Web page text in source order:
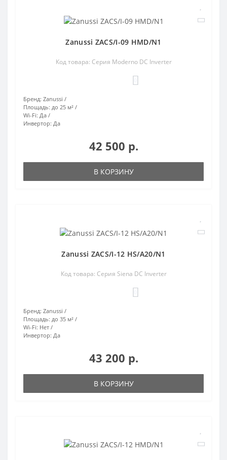
Zanussi ZACS/I-09 HMD/N1
Код товара: Серия Moderno DC Inverter
Бренд: Zanussi
Площадь: до 25 м²
Wi-Fi: Да
Инвертор: Да
42 500 р.
В КОРЗИНУ
Zanussi ZACS/I-12 HS/A20/N1
Код товара: Серия Siena DC Inverter
Бренд: Zanussi
Площадь: до 35 м²
Wi-Fi: Нет
Инвертор: Да
43 200 р.
В КОРЗИНУ